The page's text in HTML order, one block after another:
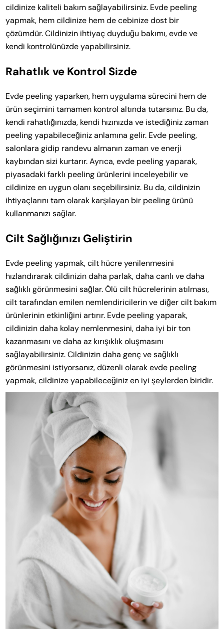
cildinize kaliteli bakım sağlayabilirsiniz. Evde peeling
yapmak, hem cildinize hem de cebinize dost bir
çözümdür. Cildinizin ihtiyaç duyduğu bakımı, evde ve
kendi kontrolünüzde yapabilirsiniz.
Rahatlık ve Kontrol Sizde
Evde peeling yaparken, hem uygulama sürecini hem de
ürün seçimini tamamen kontrol altında tutarsınız. Bu da,
kendi rahatlığınızda, kendi hızınızda ve istediğiniz zaman
peeling yapabileceğiniz anlamına gelir. Evde peeling,
salonlara gidip randevu almanın zaman ve enerji
kaybından sizi kurtarır. Ayrıca, evde peeling yaparak,
piyasadaki farklı peeling ürünlerini inceleyebilir ve
cildinize en uygun olanı seçebilirsiniz. Bu da, cildinizin
ihtiyaçlarını tam olarak karşılayan bir peeling ürünü
kullanmanızı sağlar.
Cilt Sağlığınızı Geliştirin
Evde peeling yapmak, cilt hücre yenilenmesini
hızlandırarak cildinizin daha parlak, daha canlı ve daha
sağlıklı görünmesini sağlar. Ölü cilt hücrelerinin atılması,
cilt tarafından emilen nemlendiricilerin ve diğer cilt bakım
ürünlerinin etkinliğini artırır. Evde peeling yaparak,
cildinizin daha kolay nemlenmesini, daha iyi bir ton
kazanmasını ve daha az kırışıklık oluşmasını
sağlayabilirsiniz. Cildinizin daha genç ve sağlıklı
görünmesini istiyorsanız, düzenli olarak evde peeling
yapmak, cildinize yapabileceğiniz en iyi şeylerden biridir.